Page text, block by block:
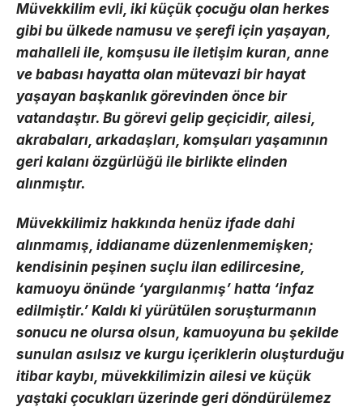
Müvekkilim evli, iki küçük çocuğu olan herkes
gibi bu ülkede namusu ve şerefi için yaşayan,
mahalleli ile, komşusu ile iletişim kuran, anne
ve babası hayatta olan mütevazi bir hayat
yaşayan başkanlık görevinden önce bir
vatandaştır. Bu görevi gelip geçicidir, ailesi,
akrabaları, arkadaşları, komşuları yaşamının
geri kalanı özgürlüğü ile birlikte elinden
alınmıştır.
Müvekkilimiz hakkında henüz ifade dahi
alınmamış, iddianame düzenlenmemişken;
kendisinin peşinen suçlu ilan edilircesine,
kamuoyu önünde ‘yargılanmış’ hatta ‘infaz
edilmiştir.’ Kaldı ki yürütülen soruşturmanın
sonucu ne olursa olsun, kamuoyuna bu şekilde
sunulan asılsız ve kurgu içeriklerin oluşturduğu
itibar kaybı, müvekkilimizin ailesi ve küçük
yaştaki çocukları üzerinde geri döndürülemez